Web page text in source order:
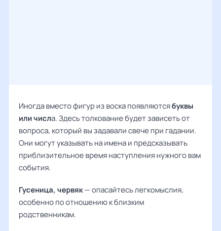
Иногда вместо фигур из воска появляютсябуквы
или числа. Здесь толкование будет зависеть от
вопроса, который вы задавали свече при гадании.
Они могут указывать на имена и предсказывать
приблизительное время наступления нужного вам
события.
Гусеница, червяк— опасайтесь легкомыслия,
особенно по отношению к близким
родственникам.